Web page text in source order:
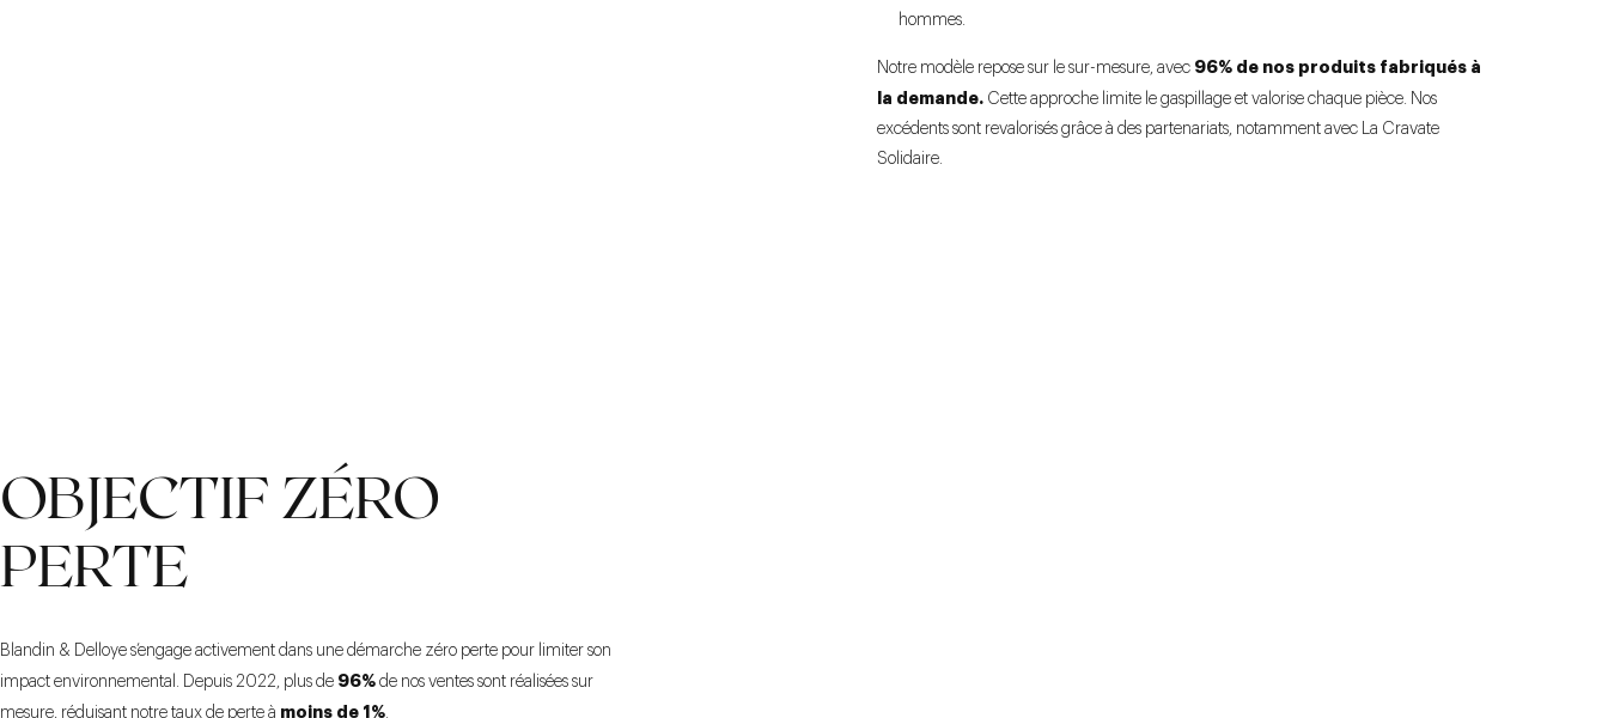
hommes.
Notre modèle repose sur le sur-mesure, avec 96% de nos produits fabriqués à
la demande. Cette approche limite le gaspillage et valorise chaque pièce. Nos
excédents sont revalorisés grâce à des partenariats, notamment avec La Cravate
Solidaire.
OBJECTIF ZÉRO
PERTE
Blandin & Delloye s’engage activement dans une démarche zéro perte pour limiter son
impact environnemental. Depuis 2022, plus de 96% de nos ventes sont réalisées sur
mesure, réduisant notre taux de perte à moins de 1%.